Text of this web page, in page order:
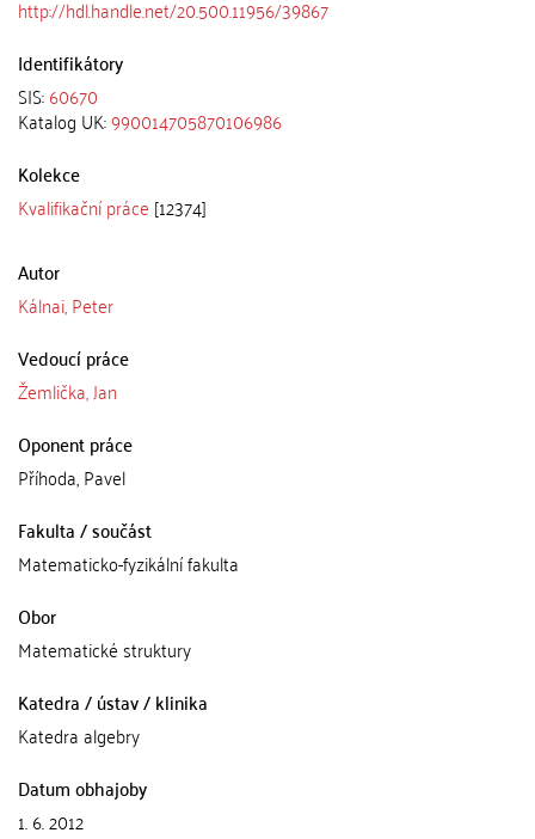
http://hdl.handle.net/20.500.11956/39867
Identifikátory
SIS:60670
Katalog UK:990014705870106986
Kolekce
Kvalifikační práce [12374]
Autor
Kálnai, Peter
Vedoucí práce
Žemlička, Jan
Oponent práce
Příhoda, Pavel
Fakulta / součást
Matematicko-fyzikální fakulta
Obor
Matematické struktury
Katedra / ústav / klinika
Katedra algebry
Datum obhajoby
1. 6. 2012